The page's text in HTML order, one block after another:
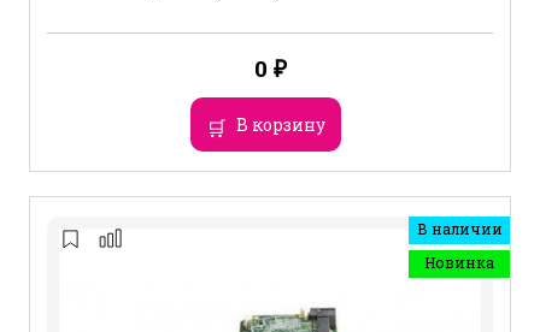
0 ₽
В корзину
В наличии
Новинка